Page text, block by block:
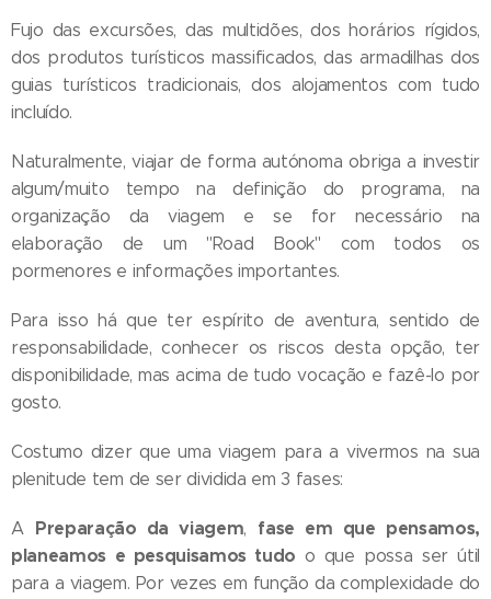
Fujo das excursões, das multidões, dos horários rígidos,
dos produtos turísticos massificados, das armadilhas dos
guias turísticos tradicionais, dos alojamentos com tudo
incluído.
Naturalmente, viajar de forma autónoma obriga a investir
algum/muito tempo na definição do programa, na
organização da viagem e se for necessário na
elaboração de um "Road Book" com todos os
pormenores e informações importantes.
Para isso há que ter espírito de aventura, sentido de
responsabilidade, conhecer os riscos desta opção, ter
disponibilidade, mas acima de tudo vocação e fazê-lo por
gosto.
Costumo dizer que uma viagem para a vivermos na sua
plenitude tem de ser dividida em 3 fases:
A Preparação da viagem, fase em que pensamos,
planeamos e pesquisamos tudo o que possa ser útil
para a viagem. Por vezes em função da complexidade do